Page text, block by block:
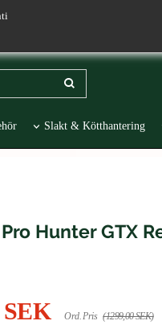
Slakt & Kötthantering
Hunter GTX
SEK Ord. Pris (1299,00 SEK)